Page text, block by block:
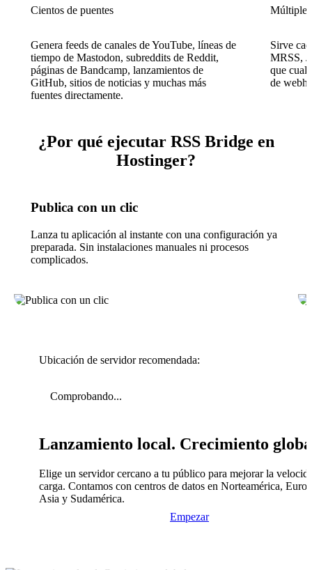
Cientos de puentes
Genera feeds de canales de YouTube, líneas de
tiempo de Mastodon, subreddits de Reddit,
páginas de Bandcamp, lanzamientos de
GitHub, sitios de noticias y muchas más
fuentes directamente.
Múltiples
Sirve
MRSS,
que
de
¿Por qué ejecutar RSS Bridge en
Hostinger?
Publica con un clic
Lanza tu aplicación al instante con una configuración ya
preparada. Sin instalaciones manuales ni procesos
complicados.
Ubicación de servidor recomendada:
Comprobando...
Lanzamiento local. Crecimiento
Elige un servidor cercano a tu público para mejorar la
carga. Contamos con centros de datos en Norteamérica,
Asia y Sudamérica.
Empezar